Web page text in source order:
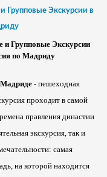
Групповые Экскурсии в
Мадриде - пешеходная
проходит в самой
правления династии
экскурсия, так и
самая
на которой находится